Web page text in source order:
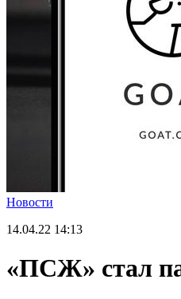
Новости
14.04.22 14:13
«ПСЖ» стал